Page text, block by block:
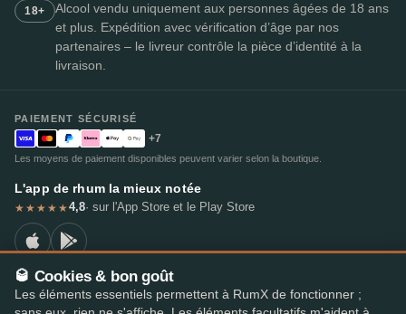
18+
Alcool vendu uniquement aux personnes âgées de 18 ans
et plus. Expédition avec vérification d’âge par nos
partenaires – le livreur contrôle la pièce d’identité à la
livraison.
PAIEMENT SÉCURISÉ
+7
Les moyens de paiement disponibles peuvent varier selon la boutique.
L'app de rhum la mieux notée
★★★★★4,8· sur l'App Store et le Play Store
🥃 Cookies & bon goût
Les éléments essentiels permettent à RumX de fonctionner ;